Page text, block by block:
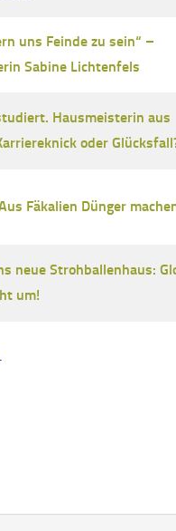
uns Feinde zu sein“ –
Sabine Lichtenfels
Hausmeisterin aus
oder
Fäkalien Dünger
neue Strohballenhaus:
um!
.